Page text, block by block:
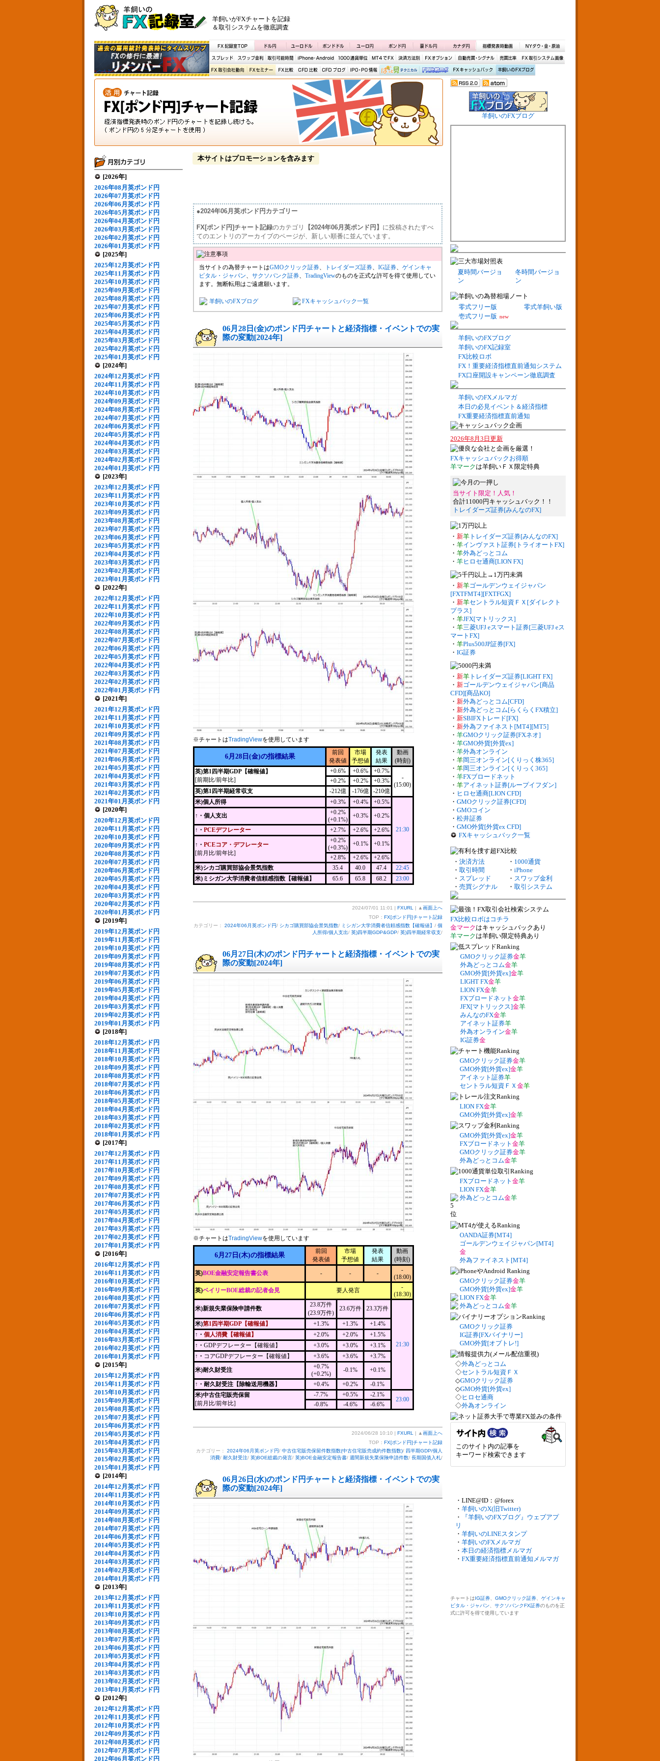
羊飼いがFXチャートを記録
＆取引システムを徹底調査
[2026年]
2026年08月英ポンド円
2026年07月英ポンド円
2026年06月英ポンド円
2026年05月英ポンド円
2026年04月英ポンド円
2026年03月英ポンド円
2026年02月英ポンド円
2026年01月英ポンド円
[2025年]
2025年12月英ポンド円
2025年11月英ポンド円
2025年10月英ポンド円
2025年09月英ポンド円
2025年08月英ポンド円
2025年07月英ポンド円
2025年06月英ポンド円
2025年05月英ポンド円
2025年04月英ポンド円
2025年03月英ポンド円
2025年02月英ポンド円
2025年01月英ポンド円
[2024年]
2024年12月英ポンド円
2024年11月英ポンド円
2024年10月英ポンド円
2024年09月英ポンド円
2024年08月英ポンド円
2024年07月英ポンド円
2024年06月英ポンド円
2024年05月英ポンド円
2024年04月英ポンド円
2024年03月英ポンド円
2024年02月英ポンド円
2024年01月英ポンド円
[2023年]
2023年12月英ポンド円
2023年11月英ポンド円
2023年10月英ポンド円
2023年09月英ポンド円
2023年08月英ポンド円
2023年07月英ポンド円
2023年06月英ポンド円
2023年05月英ポンド円
2023年04月英ポンド円
2023年03月英ポンド円
2023年02月英ポンド円
2023年01月英ポンド円
[2022年]
2022年12月英ポンド円
2022年11月英ポンド円
2022年10月英ポンド円
2022年09月英ポンド円
2022年08月英ポンド円
2022年07月英ポンド円
2022年06月英ポンド円
2022年05月英ポンド円
2022年04月英ポンド円
2022年03月英ポンド円
2022年02月英ポンド円
2022年01月英ポンド円
[2021年]
2021年12月英ポンド円
2021年11月英ポンド円
2021年10月英ポンド円
2021年09月英ポンド円
2021年08月英ポンド円
2021年07月英ポンド円
2021年06月英ポンド円
2021年05月英ポンド円
2021年04月英ポンド円
2021年03月英ポンド円
2021年02月英ポンド円
2021年01月英ポンド円
[2020年]
2020年12月英ポンド円
2020年11月英ポンド円
2020年10月英ポンド円
2020年09月英ポンド円
2020年08月英ポンド円
2020年07月英ポンド円
2020年06月英ポンド円
2020年05月英ポンド円
2020年04月英ポンド円
2020年03月英ポンド円
2020年02月英ポンド円
2020年01月英ポンド円
[2019年]
2019年12月英ポンド円
2019年11月英ポンド円
2019年10月英ポンド円
2019年09月英ポンド円
2019年08月英ポンド円
2019年07月英ポンド円
2019年06月英ポンド円
2019年05月英ポンド円
2019年04月英ポンド円
2019年03月英ポンド円
2019年02月英ポンド円
2019年01月英ポンド円
[2018年]
2018年12月英ポンド円
2018年11月英ポンド円
2018年10月英ポンド円
2018年09月英ポンド円
2018年08月英ポンド円
2018年07月英ポンド円
2018年06月英ポンド円
2018年05月英ポンド円
2018年04月英ポンド円
2018年03月英ポンド円
2018年02月英ポンド円
2018年01月英ポンド円
[2017年]
2017年12月英ポンド円
2017年11月英ポンド円
2017年10月英ポンド円
2017年09月英ポンド円
2017年08月英ポンド円
2017年07月英ポンド円
2017年06月英ポンド円
2017年05月英ポンド円
2017年04月英ポンド円
2017年03月英ポンド円
2017年02月英ポンド円
2017年01月英ポンド円
[2016年]
2016年12月英ポンド円
2016年11月英ポンド円
2016年10月英ポンド円
2016年09月英ポンド円
2016年08月英ポンド円
2016年07月英ポンド円
2016年06月英ポンド円
2016年05月英ポンド円
2016年04月英ポンド円
2016年03月英ポンド円
2016年02月英ポンド円
2016年01月英ポンド円
[2015年]
2015年12月英ポンド円
2015年11月英ポンド円
2015年10月英ポンド円
2015年09月英ポンド円
2015年08月英ポンド円
2015年07月英ポンド円
2015年06月英ポンド円
2015年05月英ポンド円
2015年04月英ポンド円
2015年03月英ポンド円
2015年02月英ポンド円
2015年01月英ポンド円
[2014年]
2014年12月英ポンド円
2014年11月英ポンド円
2014年10月英ポンド円
2014年09月英ポンド円
2014年08月英ポンド円
2014年07月英ポンド円
2014年06月英ポンド円
2014年05月英ポンド円
2014年04月英ポンド円
2014年03月英ポンド円
2014年02月英ポンド円
2014年01月英ポンド円
[2013年]
2013年12月英ポンド円
2013年11月英ポンド円
2013年10月英ポンド円
2013年09月英ポンド円
2013年08月英ポンド円
2013年07月英ポンド円
2013年06月英ポンド円
2013年05月英ポンド円
2013年04月英ポンド円
2013年03月英ポンド円
2013年02月英ポンド円
2013年01月英ポンド円
[2012年]
2012年12月英ポンド円
2012年11月英ポンド円
2012年10月英ポンド円
2012年09月英ポンド円
2012年08月英ポンド円
2012年07月英ポンド円
2012年06月英ポンド円
本サイトはプロモーションを含みます
●2024年06月英ポンド円カテゴリー
FX[ポンド円]チャート記録のカテゴリ 【2024年06月英ポンド円】 に投稿されたすべ
てのエントリのアーカイブのページが、新しい順番に並んでいます。
当サイトの為替チャートはGMOクリック証券、 トレイダーズ証券、 IG証券、 ゲインキャ
ピタル・ジャパン、 サクソバンク証券、 TradingViewのものを正式な許可を得て使用してい
ます。無断転用はご遠慮願います。
羊飼いのFXブログ FXキャッシュバック一覧
06月28日(金)のポンド円チャートと経済指標・イベントでの実
際の変動[2024年]
※チャートはTradingViewを使用しています
6月28日(金)の指標結果
前回
発表値
市場
予想値
発表
結果
動画
(時刻)
英)第1四半期GDP【確報値】
[前期比/前年比]
+0.6% +0.6%
+0.7%
-
(15:00)
+0.2% +0.2%
+0.3%
英)第1四半期経常収支
-212億 -176億
-210億
米)個人所得
+0.3% +0.4% +0.5%
21:30
↑・個人支出
+0.2%
(+0.1%)
+0.3% +0.2%
↑・ PCEデフレーター +2.7% +2.6% +2.6%
↑・ PCEコア・デフレーター
[前月比/前年比]
+0.2%
(+0.3%)
+0.1%
+0.1%
+2.8%
+2.6%
+2.6%
米)シカゴ購買部協会景気指数
35.4 40.0 47.4
22:45
米)ミシガン大学消費者信頼感指数【確報値】
65.6 65.8 68.2 23:00
2024/07/01 11:01 | FXURL | ▲ 画面上へ
TOP： FX[ポンド円]チャート記録
カテゴリー： 2024年06月英ポンド円/ シカゴ購買部協会景気指数/ ミシガン大学消費者信頼感指数【確報値】 / 個
人所得/個人支出/ 英)四半期GDP&GDP/ 英)四半期経常収支/
06月27日(木)のポンド円チャートと経済指標・イベントでの実
際の変動[2024年]
※チャートはTradingViewを使用しています
6月27日(木)の指標結果
前回
発表値
市場
予想値
発表
結果
動画
(時刻)
英)BOE金融安定報告書公表 - - -
-
(18:00)
英)ベイリーBOE総裁の記者会見 要人発言
-
(18:30)
米)新規失業保険申請件数
23.8万件
(23.9万件)
23.6万件 23.3万件
21:30
米)第1四半期GDP【確報値】 +1.3% +1.3%
+1.4%
↑・ 個人消費【確報値】 +2.0% +2.0%
+1.5%
↑・ GDPデフレーター【確報値】 +3.0% +3.0%
+3.1%
↑・ コアGDPデフレーター【確報値】 +3.6% +3.6%
+3.7%
米)耐久財受注
+0.7%
(+0.2%)
-0.1% +0.1%
↑ ・耐久財受注【除輸送用機器】 +0.4% +0.2%
-0.1%
米)中古住宅販売保留
[前月比/前年比]
-7.7% +0.5% -2.1%
23:00
-0.8% -4.6% -6.6%
2024/06/28 10:10 | FXURL | ▲ 画面上へ
TOP： FX[ポンド円]チャート記録
カテゴリー： 2024年06月英ポンド円/ 中古住宅販売保留件数指数(中古住宅販売成約件数指数)/ 四半期GDP/個人
消費/ 耐久財受注/ 英)BOE総裁の発言/ 英)BOE金融安定報告書/ 週間新規失業保険申請件数/ 長期国債入札/
06月26日(水)のポンド円チャートと経済指標・イベントでの実
際の変動[2024年]
羊飼いのFXブログ
夏時間バージョ
ン
冬時間バージョ
ン
零式フリー版
零式羊飼い版
壱式フリー版 new
羊飼いのFXブログ
羊飼いのFX記録室
FX比較ロボ
FX！重要経済指標直前通知システム
FX口座開設キャンペーン徹底調査
羊飼いのFXメルマガ
本日の必見イベント＆経済指標
FX重要経済指標直前通知
2026年8月3日更新
FXキャッシュバックお得順
羊マーク は羊飼いＦＸ限定特典
当サイト限定！人気！
合計11000円キャッシュバック！！
トレイダーズ証券[みんなのFX]
・ 新羊 トレイダーズ証券[みんなのFX]
・ 羊インヴァスト証券[トライオートFX]
・ 羊外為どっとコム
・ 羊ヒロセ通商[LION FX]
・ 新羊ゴールデンウェイジャパン
[FXTFMT4][FXTFGX]
・ 新羊セントラル短資ＦＸ[ダイレクト
プラス]
・ 羊JFX[マトリックス]
・ 羊三菱UFJ eスマート証券[三菱UFJ eス
マートFX]
・ 羊Plus500JP証券[FX]
・ IG証券
・ 新羊 トレイダーズ証券[LIGHT FX]
・ 新ゴールデンウェイジャパン[商品
CFD][商品KO]
・ 新外為どっとコム[CFD]
・ 新外為どっとコム[らくらくFX積立]
・ 新SBIFXトレード[FX]
・ 新外為ファイネスト[MT4][MT5]
・ 羊GMOクリック証券[FXネオ]
・ 羊GMO外貨[外貨ex]
・ 羊外為オンライン
・ 羊岡三オンライン[くりっく株365]
・ 羊岡三オンライン[くりっく365]
・ 羊FXブロードネット
・ 羊アイネット証券[ループイフダン]
・ ヒロセ通商[LION CFD]
・ GMOクリック証券[CFD]
・ GMOコイン
・ 松井証券
・ GMO外貨[外貨ex CFD]
FXキャッシュバック一覧
・ 決済方法 ・ 1000通貨
・ 取引時間 ・ iPhone
・ スプレッド ・ スワップ金利
・ 売買シグナル ・ 取引システム
FX比較ロボはコチラ
金マーク はキャッシュバックあり
羊マーク は羊飼い限定特典あり
GMOクリック証券金羊
外為どっとコム金羊
GMO外貨[外貨ex]金羊
LIGHT FX金羊
LION FX金羊
FXブロードネット 金羊
JFX[マトリックス]金羊
みんなのFX金羊
アイネット証券羊
外為オンライン金羊
IG証券金
GMOクリック証券金羊
GMO外貨[外貨ex]金羊
アイネット証券羊
セントラル短資ＦＸ 金羊
LION FX金羊
GMO外貨[外貨ex]金羊
GMO外貨[外貨ex]金羊
FXブロードネット 金羊
GMOクリック証券金羊
外為どっとコム金羊
FXブロードネット 金羊
LION FX金羊
外為どっとコム金羊
OANDA証券[MT4]
ゴールデンウェイジャパン[MT4]
金
外為ファイネスト[MT4]
GMOクリック証券金羊
GMO外貨[外貨ex]金羊
LION FX金羊
外為どっとコム金羊
GMOクリック証券
IG証券[FXバイナリー]
GMO外貨[オプトレ!]
◇外為どっとコム
◇セントラル短資ＦＸ
◇GMOクリック証券
◇GMO外貨[外貨ex]
◇ヒロセ通商
◇外為オンライン
このサイト内の記事を
キーワード検索できます
・LINE@ID：@forex
・ 羊飼いのX(旧Twitter)
・
『羊飼いのFXブログ』ウェブアプ
リ
・ 羊飼いのLINEスタンプ
・ 羊飼いのFXメルマガ
・ 本日の経済指標メルマガ
・ FX重要経済指標直前通知メルマガ
チャートはIG証券 GMOクリック証券
ゲインキャ
ピタル・ジャパン
サクソバンクFX証券のものを正
式に許可を得て使用しています